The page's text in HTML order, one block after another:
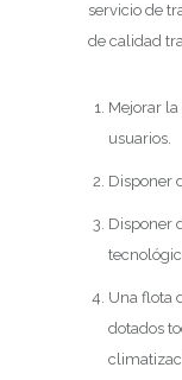
servicio de
de calidad
Mejorar
usuarios.
Disponer
Disponer
Una flota
dotados